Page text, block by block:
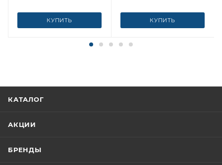
КУПИТЬ КУПИТЬ
КАТАЛОГ
АКЦИИ
БРЕНДЫ